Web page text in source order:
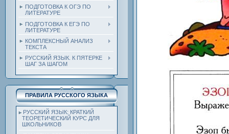
ПОДГОТОВКА К ОГЭ ПО
ЛИТЕРАТУРЕ
ПОДГОТОВКА К ЕГЭ ПО
ЛИТЕРАТУРЕ
КОМПЛЕКСНЫЙ АНАЛИЗ
ТЕКСТА
РУССКИЙ ЯЗЫК. К ПЯТЕРКЕ
ШАГ ЗА ШАГОМ
ПРАВИЛА РУССКОГО ЯЗЫКА
РУССКИЙ ЯЗЫК: КРАТКИЙ
ТЕОРЕТИЧЕСКИЙ КУРС ДЛЯ
ШКОЛЬНИКОВ